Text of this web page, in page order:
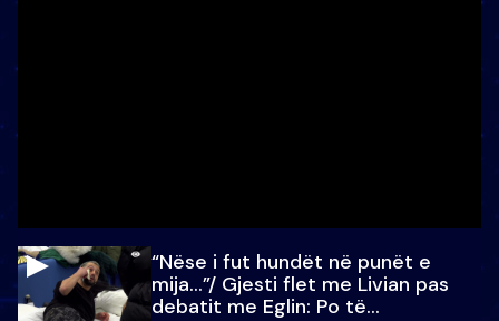
“Nëse i fut hundët në punët e
mija…”/ Gjesti flet me Livian pas
debatit me Eglin: Po të